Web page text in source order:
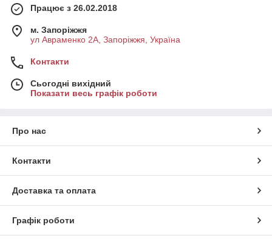
Працює з 26.02.2018
м. Запоріжжя
ул Авраменко 2А, Запоріжжя, Україна
Контакти
Сьогодні вихідний
Показати весь графік роботи
Про нас
Контакти
Доставка та оплата
Графік роботи